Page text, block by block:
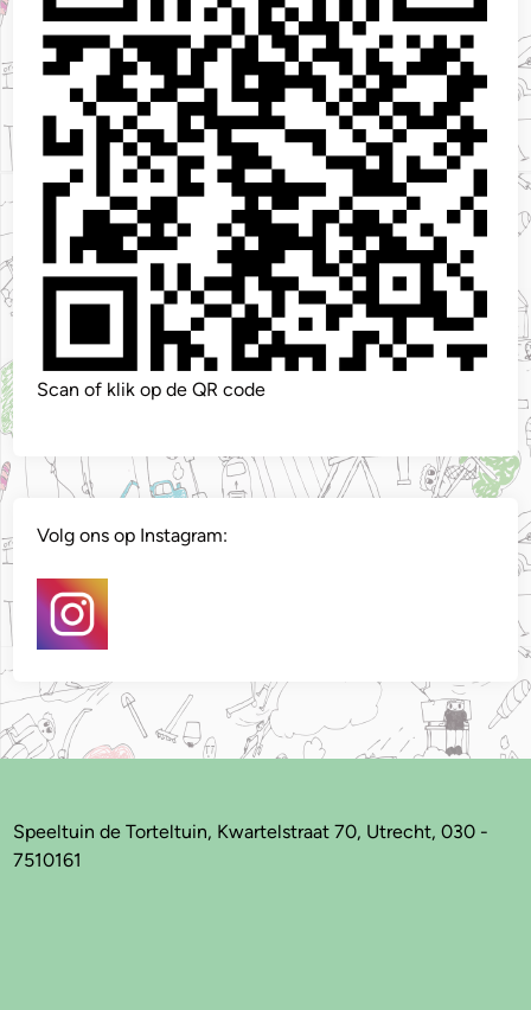
Scan of klik op de QR code
Volg ons op Instagram:
Speeltuin de Torteltuin, Kwartelstraat 70, Utrecht, 030 -
7510161